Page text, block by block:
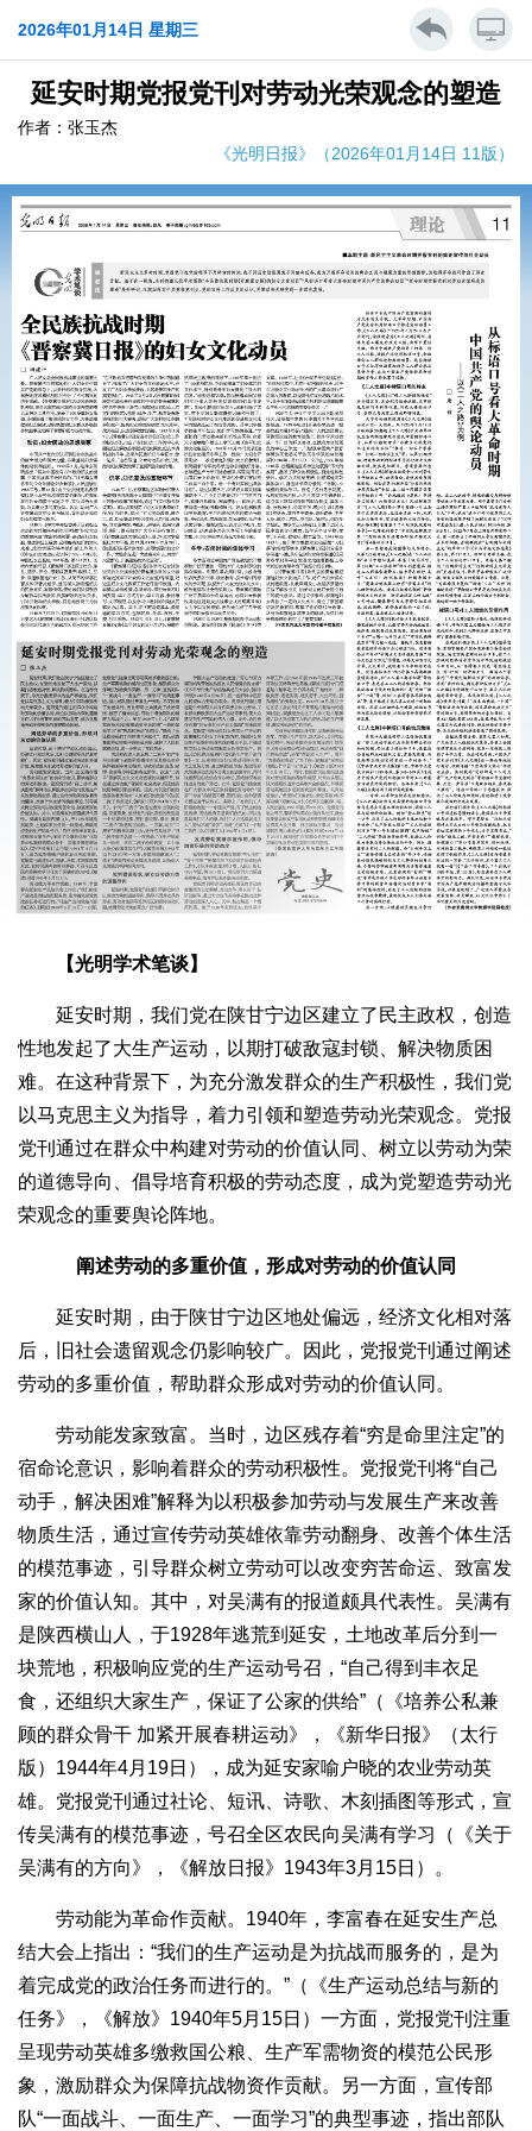
2026年01月14日 星期三
延安时期党报党刊对劳动光荣观念的塑造
作者：张玉杰
《光明日报》（2026年01月14日 11版）
【光明学术笔谈】
延安时期，我们党在陕甘宁边区建立了民主政权，创造
性地发起了大生产运动，以期打破敌寇封锁、解决物质困
难。在这种背景下，为充分激发群众的生产积极性，我们党
以马克思主义为指导，着力引领和塑造劳动光荣观念。党报
党刊通过在群众中构建对劳动的价值认同、树立以劳动为荣
的道德导向、倡导培育积极的劳动态度，成为党塑造劳动光
荣观念的重要舆论阵地。
阐述劳动的多重价值，形成对劳动的价值认同
延安时期，由于陕甘宁边区地处偏远，经济文化相对落
后，旧社会遗留观念仍影响较广。因此，党报党刊通过阐述
劳动的多重价值，帮助群众形成对劳动的价值认同。
劳动能发家致富。当时，边区残存着“穷是命里注定”的
宿命论意识，影响着群众的劳动积极性。党报党刊将“自己
动手，解决困难”解释为以积极参加劳动与发展生产来改善
物质生活，通过宣传劳动英雄依靠劳动翻身、改善个体生活
的模范事迹，引导群众树立劳动可以改变穷苦命运、致富发
家的价值认知。其中，对吴满有的报道颇具代表性。吴满有
是陕西横山人，于1928年逃荒到延安，土地改革后分到一
块荒地，积极响应党的生产运动号召，“自己得到丰衣足
食，还组织大家生产，保证了公家的供给”（《培养公私兼
顾的群众骨干 加紧开展春耕运动》，《新华日报》（太行
版）1944年4月19日），成为延安家喻户晓的农业劳动英
雄。党报党刊通过社论、短讯、诗歌、木刻插图等形式，宣
传吴满有的模范事迹，号召全区农民向吴满有学习（《关于
吴满有的方向》，《解放日报》1943年3月15日）。
劳动能为革命作贡献。1940年，李富春在延安生产总
结大会上指出：“我们的生产运动是为抗战而服务的，是为
着完成党的政治任务而进行的。”（《生产运动总结与新的
任务》，《解放》1940年5月15日）一方面，党报党刊注重
呈现劳动英雄多缴救国公粮、生产军需物资的模范公民形
象，激励群众为保障抗战物资作贡献。另一方面，宣传部
队“一面战斗、一面生产、一面学习”的典型事迹，指出部队